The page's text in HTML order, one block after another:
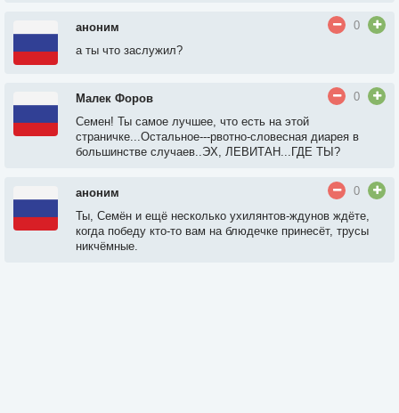
аноним
0
а ты что заслужил?
Малек Форов
0
Семен! Ты самое лучшее, что есть на этой
страничке...Остальное---рвотно-словесная диарея в
большинстве случаев..ЭХ, ЛЕВИТАН...ГДЕ ТЫ?
аноним
0
Ты, Семён и ещё несколько ухилянтов-ждунов ждёте,
когда победу кто-то вам на блюдечке принесёт, трусы
никчёмные.